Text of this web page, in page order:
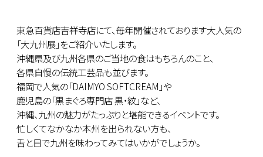
東急百貨店吉祥寺店にて、毎年開催されております大人気の
「大九州展」をご紹介いたします。
沖縄県及び九州各県のご当地の食はもちろんのこと、
各県自慢の伝統工芸品も並びます。
福岡で人気の「DAIMYO SOFTCREAM」や
鹿児島の「黒まぐろ専門店 黒・紋」など、
沖縄、九州の魅力がたっぷりと堪能できるイベントです。
忙しくてなかなか本州を出られない方も、
舌と目で九州を味わってみてはいかがでしょうか。